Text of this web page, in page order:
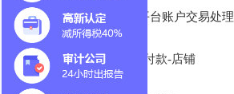
1）第三方平台账户交易处理
借：其他应付款-店铺